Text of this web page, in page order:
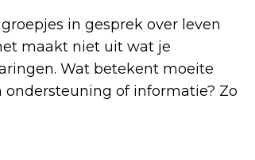
in gesprek over leven
maakt niet uit wat je
Wat betekent moeite
of informatie? Zo